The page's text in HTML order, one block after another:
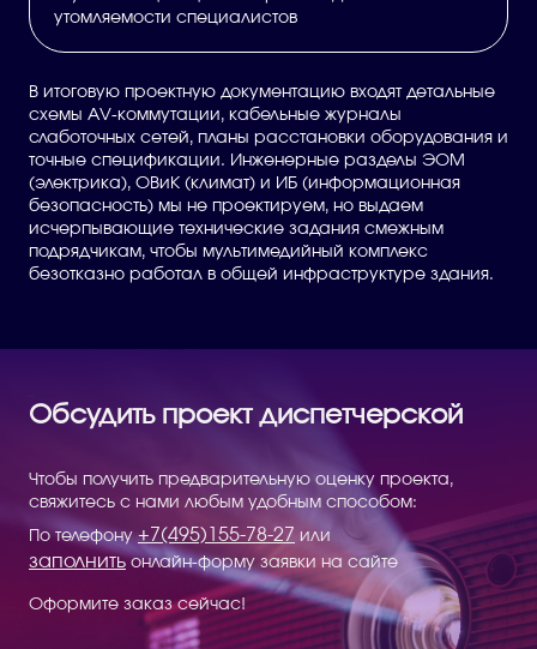
утомляемости специалистов
В итоговую проектную документацию входят детальные
схемы AV-коммутации, кабельные журналы
слаботочных сетей, планы расстановки оборудования и
точные спецификации. Инженерные разделы ЭОМ
(электрика), ОВиК (климат) и ИБ (информационная
безопасность) мы не проектируем, но выдаем
исчерпывающие технические задания смежным
подрядчикам, чтобы мультимедийный комплекс
безотказно работал в общей инфраструктуре здания.
Обсудить проект диспетчерской
Чтобы получить предварительную оценку проекта,
свяжитесь с нами любым удобным способом:
По телефону+7(495)155-78-27 или
заполнить онлайн-форму заявки на сайте
Оформите заказ сейчас!